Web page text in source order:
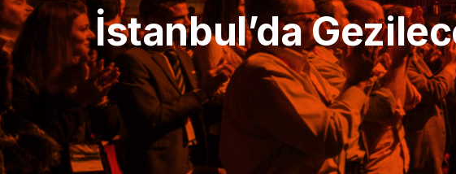
İstanbul’da